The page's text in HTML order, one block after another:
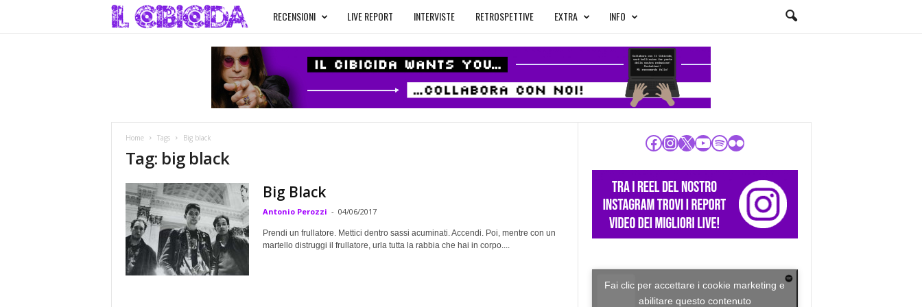
l
C
c
i
RECENSIONI LIVE REPORT INTERVISTE RETROSPETTIVE EXTRA INFO
Home Tags Big black
Tag: big black
Big Black
Antonio Perozzi - 04/06/2017
Prendi un frullatore. Mettici dentro sassi acuminati. Accendi. Poi, mentre con un
martello distruggi il frullatore, urla tutta la rabbia che hai in corpo....
Facebook InstagramX YouTube Spotify Flickr
Fai clic per accettare i cookie marketing e
abilitare questo contenuto